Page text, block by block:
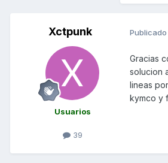
Xctpunk
Usuarios
39
Publicado
Gracias
solucion
lineas
kymco y